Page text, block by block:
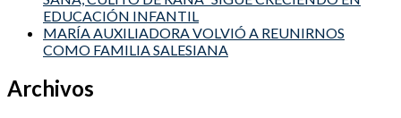
EDUCACIÓN INFANTIL
MARÍA AUXILIADORA VOLVIÓ A REUNIRNOS
COMO FAMILIA SALESIANA
Archivos